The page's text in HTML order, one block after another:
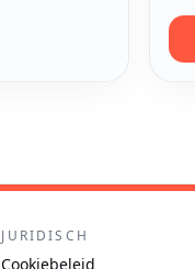
JURIDISCH
Cookiebeleid